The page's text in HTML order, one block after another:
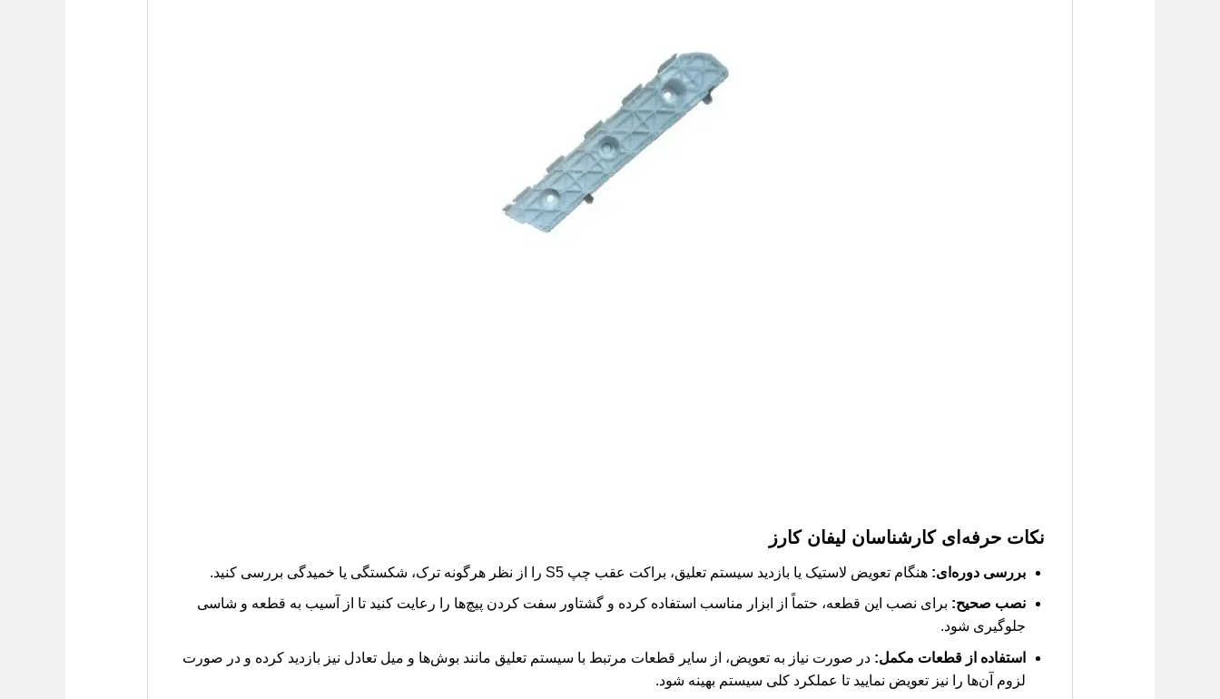
نکات حرفه‌ای کارشناسان لیفان کارز
بررسی دوره‌ای: هنگام تعویض لاستیک یا بازدید سیستم تعلیق، براکت عقب چپ S5 را از نظر هرگونه ترک، شکستگی یا خمیدگی بررسی کنید.
نصب صحیح: برای نصب این قطعه، حتماً از ابزار مناسب استفاده کرده و گشتاور سفت کردن پیچ‌ها را رعایت کنید تا از آسیب به قطعه و شاسی
جلوگیری شود.
استفاده از قطعات مکمل: در صورت نیاز به تعویض، از سایر قطعات مرتبط با سیستم تعلیق مانند بوش‌ها و میل تعادل نیز بازدید کرده و در صورت
لزوم آن‌ها را نیز تعویض نمایید تا عملکرد کلی سیستم بهینه شود.